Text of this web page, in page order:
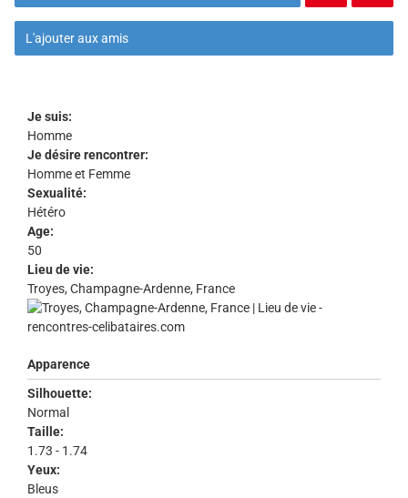
L'ajouter aux amis
Je suis:
Homme
Je désire rencontrer:
Homme et Femme
Sexualité:
Hétéro
Age:
50
Lieu de vie:
Troyes, Champagne-Ardenne, France
Apparence
Silhouette:
Normal
Taille:
1.73 - 1.74
Yeux:
Bleus